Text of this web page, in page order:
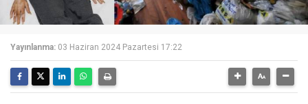
Yayınlanma: 03 Haziran 2024 Pazartesi 17:22